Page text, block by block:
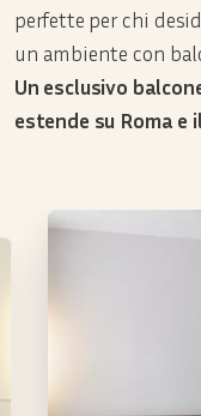
perfette per chi
un ambiente con
Un esclusivo
estende su Roma e